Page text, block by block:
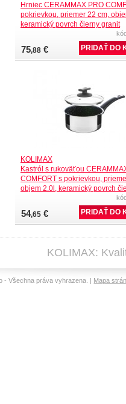
Hrniec CERAMMAX PRO
pokrievkou, priemer 22 cm,
keramický povrch čierny granit
75,88 €
KOLIMAX
Kastról s rukoväťou
COMFORT s pokrievkou,
objem 2.0l, keramický povrch
54,65 €
KOLIMAX:
- Všechna práva vyhrazena. | Mapa